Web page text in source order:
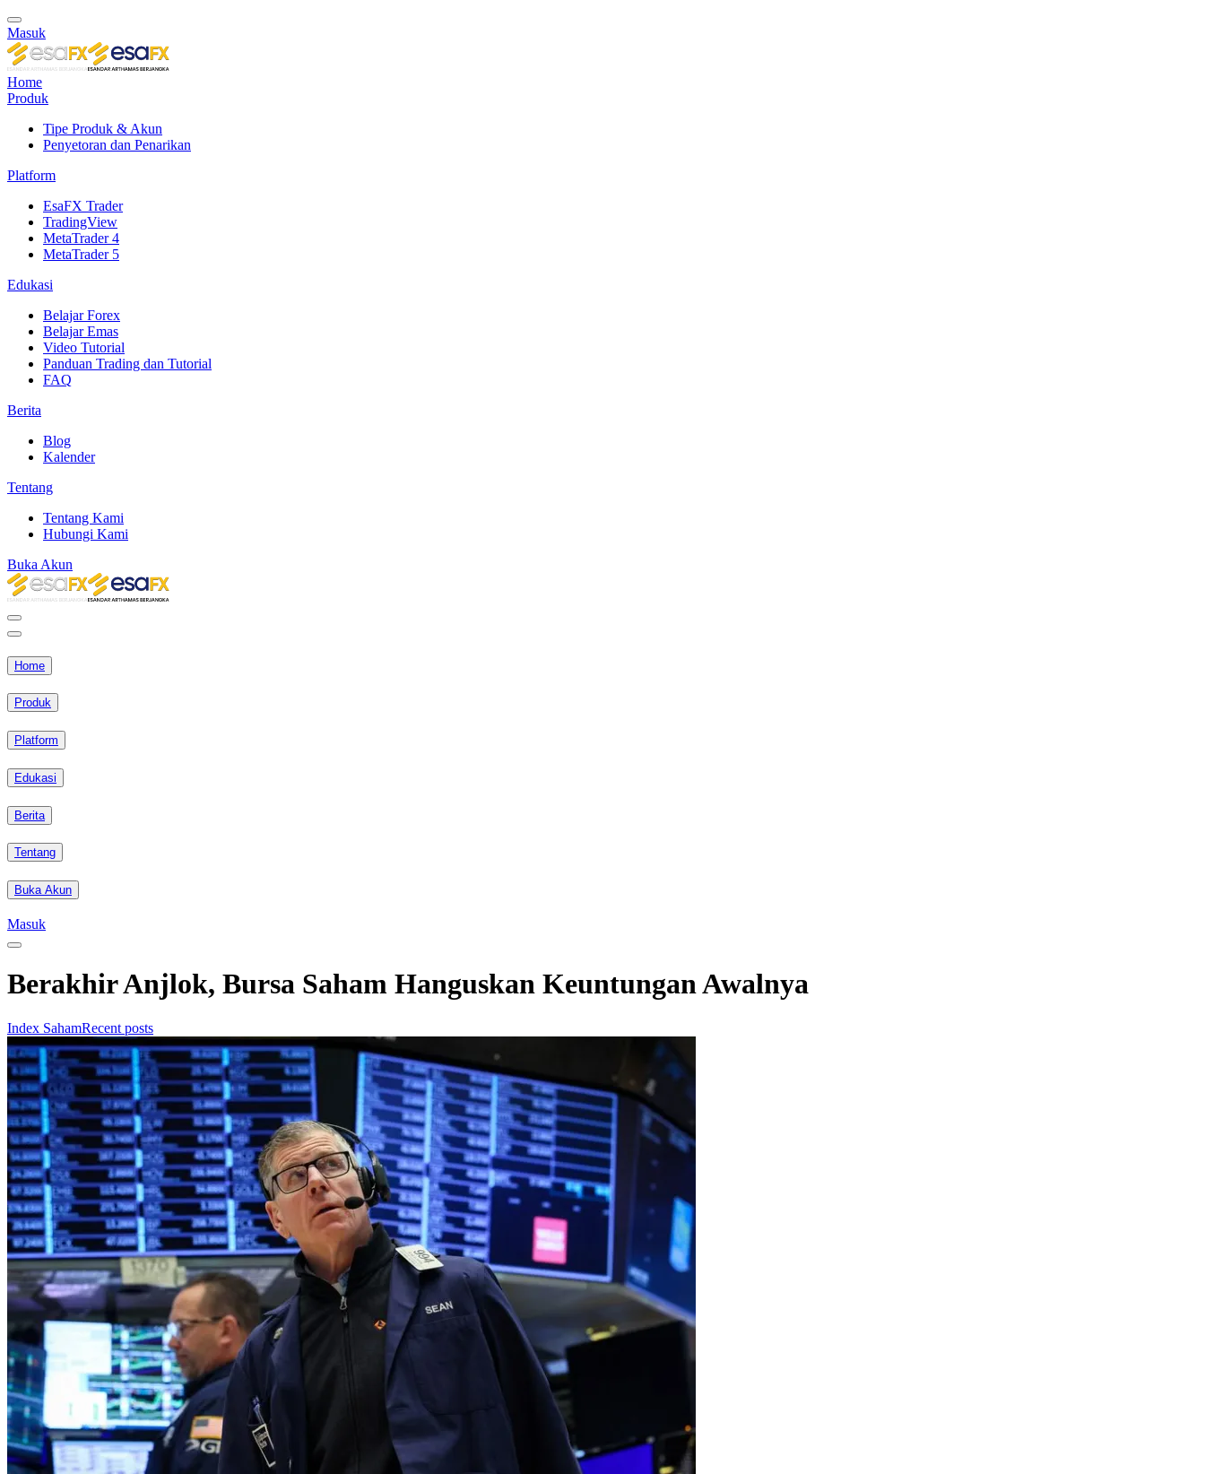
Masuk
Home
Produk
Tipe Produk & Akun
Penyetoran dan Penarikan
Platform
EsaFX Trader
TradingView
MetaTrader 4
MetaTrader 5
Edukasi
Belajar Forex
Belajar Emas
Video Tutorial
Panduan Trading dan Tutorial
FAQ
Berita
Blog
Kalender
Tentang
Tentang Kami
Hubungi Kami
Buka Akun
Home
Produk
Platform
Edukasi
Berita
Tentang
Buka Akun
Masuk
Berakhir Anjlok, Bursa Saham Hanguskan Keuntungan Awalnya
Index SahamRecent posts